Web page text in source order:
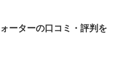
ーターの口コミ・評判を